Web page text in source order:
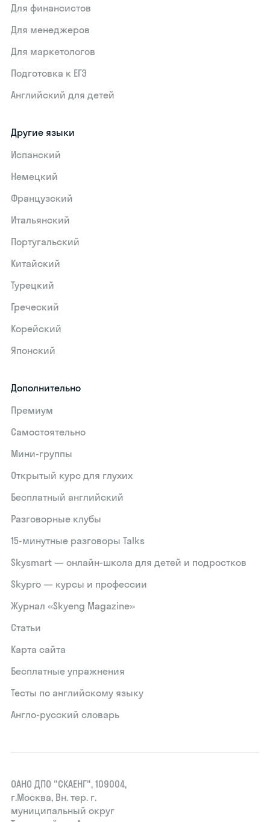
Для финансистов
Для менеджеров
Для маркетологов
Подготовка к ЕГЭ
Английский для детей
Другие языки
Испанский
Немецкий
Французский
Итальянский
Португальский
Китайский
Турецкий
Греческий
Корейский
Японский
Дополнительно
Премиум
Самостоятельно
Мини-группы
Открытый курс для глухих
Бесплатный английский
Разговорные клубы
15‑минутные разговоры Talks
Skysmart — онлайн-школа для детей и подростков
Skypro — курсы и профессии
Журнал «Skyeng Magazine»
Статьи
Карта сайта
Бесплатные упражнения
Тесты по английскому языку
Англо-русский словарь
ОАНО ДПО "СКАЕНГ", 109004,
г.Москва, Вн. тер. г.
муниципальный округ